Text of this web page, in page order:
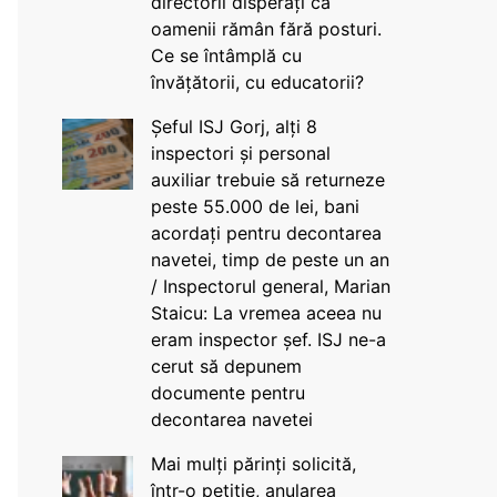
oamenii rămân fără posturi.
Ce se întâmplă cu
învățătorii, cu educatorii?
Șeful ISJ Gorj, alți 8
inspectori și personal
auxiliar trebuie să returneze
peste 55.000 de lei, bani
acordați pentru decontarea
navetei, timp de peste un an
/ Inspectorul general, Marian
Staicu: La vremea aceea nu
eram inspector șef. ISJ ne-a
cerut să depunem
documente pentru
decontarea navetei
Mai mulți părinți solicită,
într-o petiție, anularea